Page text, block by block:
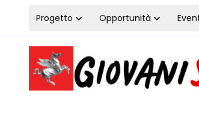
Vai al contenuto
Progetto Opportunità
Homepage Giovanisì - Progetto